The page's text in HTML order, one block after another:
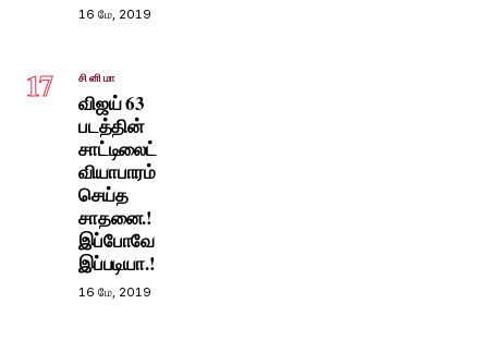
16 மே, 2019
17 சினிமா
விஜய் 63
படத்தின்
சாட்டிலைட்
வியாபாரம்
செய்த
சாதனை.!
இப்போவே
இப்படியா.!
16 மே, 2019